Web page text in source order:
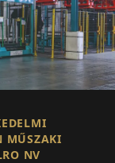
MŰSZAKI
NV